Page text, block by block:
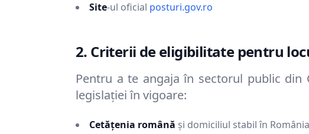
Site-ul oficial posturi.gov.ro
2. Criterii de eligibilitate pentru
Pentru a te angaja în sectorul public din
legislației în vigoare:
Cetățenia română și domiciliul stabil în